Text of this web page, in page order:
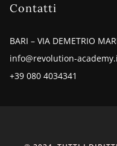
Contatti
BARI – VIA DEMETRIO
info@revolution-
+39 080 4034341